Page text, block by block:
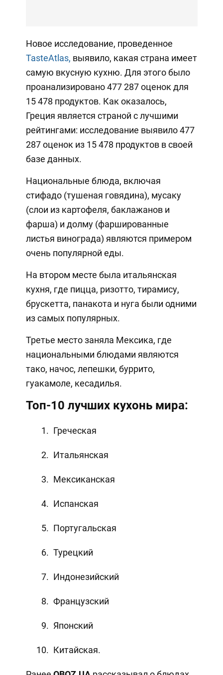
Новое исследование, проведенное
TasteAtlas, выявило, какая страна имеет
самую вкусную кухню. Для этого было
проанализировано 477 287 оценок для
15 478 продуктов. Как оказалось,
Греция является страной с лучшими
рейтингами: исследование выявило 477
287 оценок из 15 478 продуктов в своей
базе данных.
Национальные блюда, включая
стифадо (тушеная говядина), мусаку
(слои из картофеля, баклажанов и
фарша) и долму (фаршированные
листья винограда) являются примером
очень популярной еды.
На втором месте была итальянская
кухня, где пицца, ризотто, тирамису,
брускетта, панакота и нуга были одними
из самых популярных.
Третье место заняла Мексика, где
национальными блюдами являются
тако, начос, лепешки, буррито,
гуакамоле, кесадилья.
Топ-10 лучших кухонь мира:
Греческая
Итальянская
Мексиканская
Испанская
Португальская
Турецкий
Индонезийский
Французский
Японский
Китайская.